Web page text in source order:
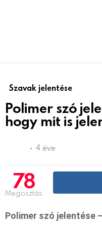
Szavak jelentése
Polimer szó
hogy mit is
4 éve
78
Megosztás
Polimer szó jelentése